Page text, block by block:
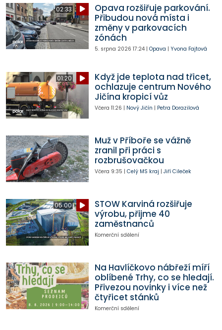
02:33
Opava rozšiřuje parkování.
Přibudou nová místa i
změny v parkovacích
zónách
5. srpna 2026 17:24| Opava | Yvona Fajtová
01:20
Když jde teplota nad třicet,
ochlazuje centrum Nového
Jičína kropicí vůz
Včera 11:26 | Nový Jičín | Petra Dorazilová
Muž v Příboře se vážně
zranil při práci s
rozbrušovačkou
Včera 9:35 | Celý MS kraj | Jiří Cileček
05:00
STOW Karviná rozšiřuje
výrobu, přijme 40
zaměstnanců
Komerční sdělení
Na Havlíčkovo nábřeží míří
oblíbené Trhy, co se hledají.
Přivezou novinky i více než
čtyřicet stánků
Komerční sdělení